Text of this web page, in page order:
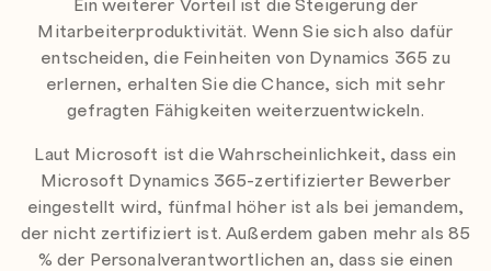
Mitarbeiterproduktivität. Wenn Sie sich also dafür
entscheiden, die Feinheiten von Dynamics 365 zu
erlernen, erhalten Sie die Chance, sich mit sehr
gefragten Fähigkeiten weiterzuentwickeln.
Laut Microsoft ist die Wahrscheinlichkeit, dass ein
Microsoft Dynamics 365-zertifizierter Bewerber
eingestellt wird, fünfmal höher ist als bei jemandem,
der nicht zertifiziert ist. Außerdem gaben mehr als 85
% der Personalverantwortlichen an, dass sie einen